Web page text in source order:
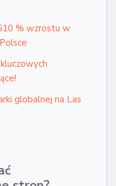
% wzrostu w
globalnej na Las